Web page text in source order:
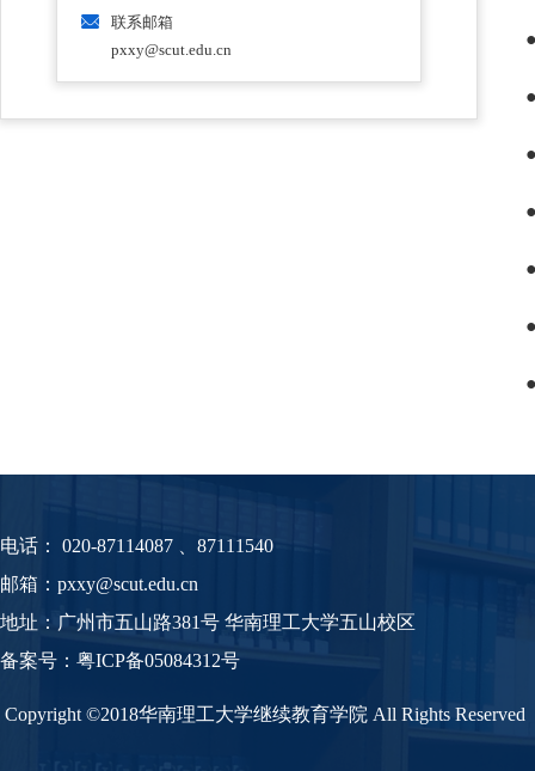
联系邮箱
pxxy@scut.edu.cn
电话： 020-87114087 、87111540
邮箱：pxxy@scut.edu.cn
地址：广州市五山路381号 华南理工大学五山校区
备案号： 粤ICP备05084312号
Copyright ©2018华南理工大学继续教育学院 All Rights Reserved